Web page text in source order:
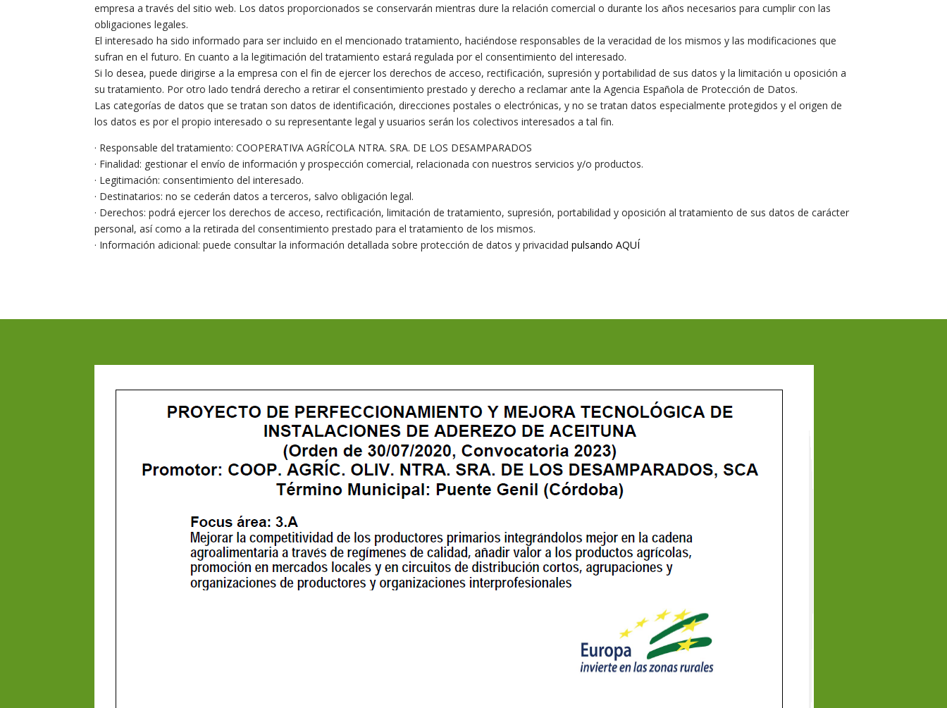
empresa a través del sitio web. Los datos proporcionados se conservarán mientras dure la relación comercial o durante los años necesarios para cumplir con las
obligaciones legales.
El interesado ha sido informado para ser incluido en el mencionado tratamiento, haciéndose responsables de la veracidad de los mismos y las modificaciones que
sufran en el futuro. En cuanto a la legitimación del tratamiento estará regulada por el consentimiento del interesado.
Si lo desea, puede dirigirse a la empresa con el fin de ejercer los derechos de acceso, rectificación, supresión y portabilidad de sus datos y la limitación u oposición a
su tratamiento. Por otro lado tendrá derecho a retirar el consentimiento prestado y derecho a reclamar ante la Agencia Española de Protección de Datos.
Las categorías de datos que se tratan son datos de identificación, direcciones postales o electrónicas, y no se tratan datos especialmente protegidos y el origen de
los datos es por el propio interesado o su representante legal y usuarios serán los colectivos interesados a tal fin.
· Responsable del tratamiento: COOPERATIVA AGRÍCOLA NTRA. SRA. DE LOS DESAMPARADOS
· Finalidad: gestionar el envío de información y prospección comercial, relacionada con nuestros servicios y/o productos.
· Legitimación: consentimiento del interesado.
· Destinatarios: no se cederán datos a terceros, salvo obligación legal.
· Derechos: podrá ejercer los derechos de acceso, rectificación, limitación de tratamiento, supresión, portabilidad y oposición al tratamiento de sus datos de carácter
personal, así como a la retirada del consentimiento prestado para el tratamiento de los mismos.
· Información adicional: puede consultar la información detallada sobre protección de datos y privacidadpulsando AQUÍ